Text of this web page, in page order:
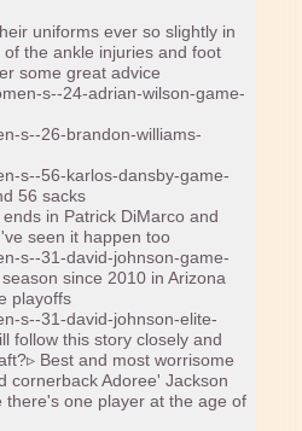
uniforms ever so slightly in
the ankle injuries and foot
some great advice
s--24-adrian-wilson-game-
s--26-brandon-williams-
s--56-karlos-dansby-game-
56 sacks
in Patrick DiMarco and
seen it happen too
s--31-david-johnson-game-
since 2010 in Arizona
playoffs
s--31-david-johnson-elite-
follow this story closely and
Best and most worrisome
cornerback Adoree' Jackson
there's one player at the age of